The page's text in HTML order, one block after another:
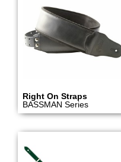
Right On Straps
BASSMAN Series